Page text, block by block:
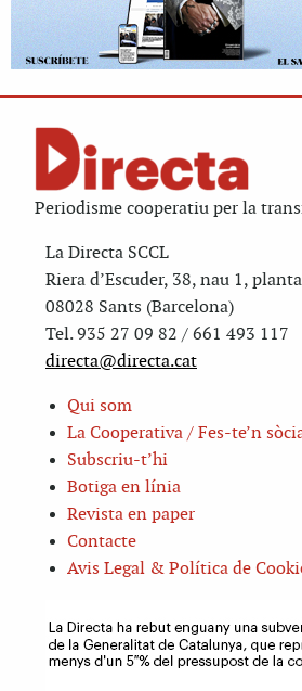
Periodisme cooperatiu per la
La Directa SCCL
Riera d’Escuder, 38, nau 1,
08028 Sants (Barcelona)
Tel. 935 27 09 82 / 661 493 117
directa@directa.cat
Qui som
La Cooperativa / Fes-te’n
Subscriu-t’hi
Botiga en línia
Revista en paper
Contacte
Avis Legal & Política de